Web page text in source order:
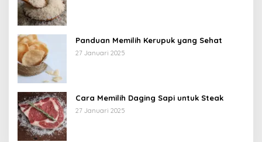
Panduan Memilih Kerupuk yang Sehat
27 Januari 2025
Cara Memilih Daging Sapi untuk Steak
27 Januari 2025